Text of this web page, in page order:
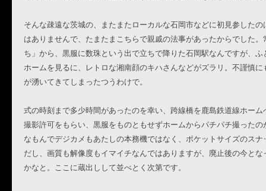
そんな疎遠な茨城の、またまたローカルな石岡市などに初見参した
はありませんで、たまたまこちらで親戚の法事があったからでした
ち」から、黒服に数珠という出で立ちで降りた石岡駅なんですが、
ホームを見るに、レトロな湘南顔のキハさんなどがズラリ。不謹慎
が湧いてきてしまったつうわけで。
式の時刻まで多少時間があったのを幸い、跨線橋を鹿島鉄道線ホーム
撮影許可をもらい、黒服をものともせずホームからパチパチ撮ったの
なもんでデジカメもあたしの本務機ではなく、ポケットサイズのス
だし、画質も解像度もイマイチなんではありますが、廃止後の今と
かなと。ここに蔵出しして並べとく次第です。